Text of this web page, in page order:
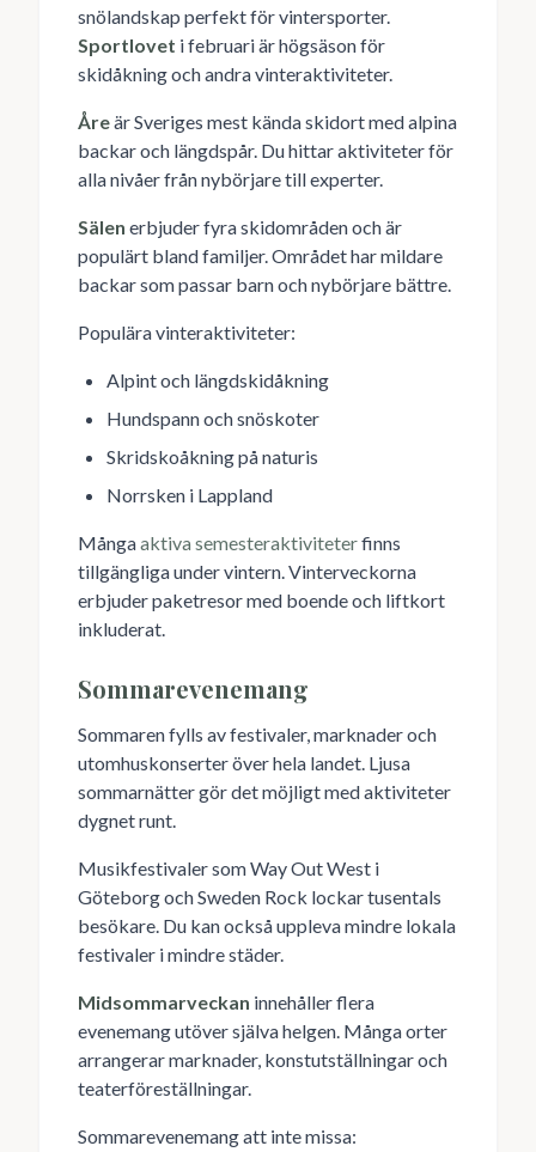
snölandskap perfekt för vintersporter.
Sportlovet i februari är högsäson för
skidåkning och andra vinteraktiviteter.
Åreär Sveriges mest kända skidort med alpina
backar och längdspår. Du hittar aktiviteter för
alla nivåer från nybörjare till experter.
Sälen erbjuder fyra skidområden och är
populärt bland familjer. Området har mildare
backar som passar barn och nybörjare bättre.
Populära vinteraktiviteter:
Alpint och längdskidåkning
Hundspann och snöskoter
Skridskoåkning på naturis
Norrsken i Lappland
Mångaaktiva semesteraktiviteterfinns
tillgängliga under vintern. Vinterveckorna
erbjuder paketresor med boende och liftkort
inkluderat.
Sommarevenemang
Sommaren fylls av festivaler, marknader och
utomhuskonserter över hela landet. Ljusa
sommarnätter gör det möjligt med aktiviteter
dygnet runt.
Musikfestivaler som Way Out West i
Göteborg och Sweden Rock lockar tusentals
besökare. Du kan också uppleva mindre lokala
festivaler i mindre städer.
Midsommarveckan innehåller flera
evenemang utöver själva helgen. Många orter
arrangerar marknader, konstutställningar och
teaterföreställningar.
Sommarevenemang att inte missa: